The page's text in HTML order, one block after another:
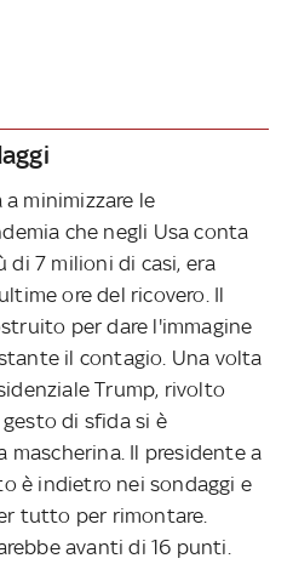
minimizzare le
che negli Usa conta
di 7 milioni di casi, era
ore del ricovero. Il
per dare l'immagine
il contagio. Una volta
Trump, rivolto
di sfida si è
Il presidente a
è indietro nei sondaggi e
tutto per rimontare.
avanti di 16 punti.